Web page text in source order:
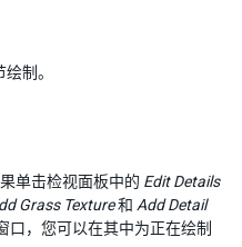
制。
单击检视面板中的 Edit Details
Grass Texture和 Add Detail
口，您可以在其中为正在绘制